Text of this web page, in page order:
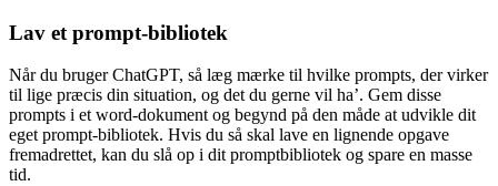
Lav et prompt-bibliotek
Når du bruger ChatGPT, så læg mærke til hvilke prompts, der virker
til lige præcis din situation, og det du gerne vil ha’. Gem disse
prompts i et word-dokument og begynd på den måde at udvikle dit
eget prompt-bibliotek. Hvis du så skal lave en lignende opgave
fremadrettet, kan du slå op i dit promptbibliotek og spare en masse
tid.